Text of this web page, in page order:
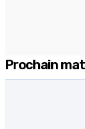
Prochain